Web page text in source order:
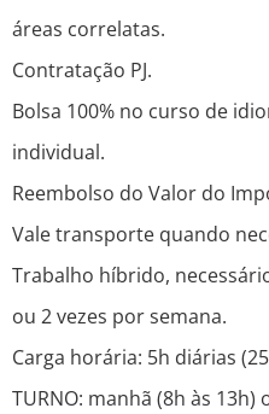
áreas correlatas.
Contratação PJ.
Bolsa 100% no curso de
individual.
Reembolso do Valor do
Vale transporte quando
Trabalho híbrido,
ou 2 vezes por semana.
Carga horária: 5h diárias
TURNO: manhã (8h às 13h)